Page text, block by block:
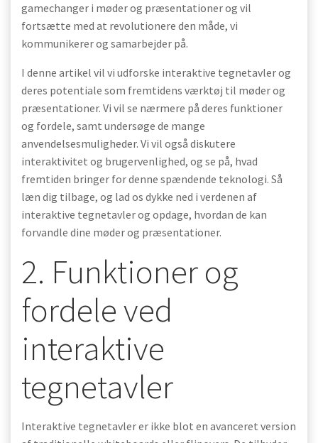
gamechanger i møder og præsentationer og vil
fortsætte med at revolutionere den måde, vi
kommunikerer og samarbejder på.
I denne artikel vil vi udforske interaktive tegnetavler og
deres potentiale som fremtidens værktøj til møder og
præsentationer. Vi vil se nærmere på deres funktioner
og fordele, samt undersøge de mange
anvendelsesmuligheder. Vi vil også diskutere
interaktivitet og brugervenlighed, og se på, hvad
fremtiden bringer for denne spændende teknologi. Så
læn dig tilbage, og lad os dykke ned i verdenen af
interaktive tegnetavler og opdage, hvordan de kan
forvandle dine møder og præsentationer.
2. Funktioner og
fordele ved
interaktive
tegnetavler
Interaktive tegnetavler er ikke blot en avanceret version